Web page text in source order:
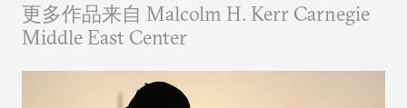
更多作品来自 Malcolm H. Kerr Carnegie
Middle East Center